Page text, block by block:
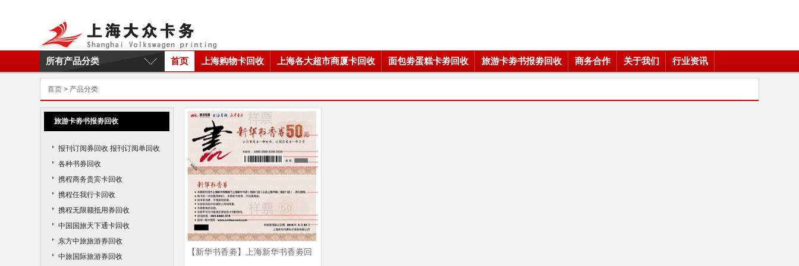
首页 上海购物卡回收 上海各大超市商厦卡回收 面包劵蛋糕卡劵回收 旅游卡劵书报劵回收 商务合作 关于我们 行业资讯
所有产品分类
首页 > 产品分类
旅游卡劵书报劵回收
报刊订阅券回收 报刊订阅单回收
各种书券回收
携程商务贵宾卡回收
携程任我行卡回收
携程无限额抵用券回收
中国国旅天下通卡回收
东方中旅旅游券回收
中旅国际旅游券回收
【新华书香劵】上海新华书香劵回